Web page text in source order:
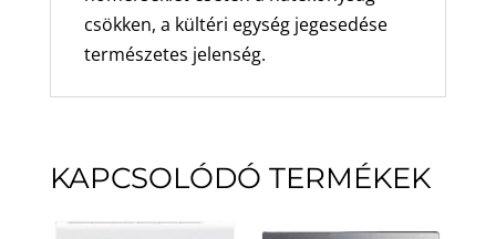
csökken, a kültéri egység jegesedése
természetes jelenség.
KAPCSOLÓDÓ TERMÉKEK